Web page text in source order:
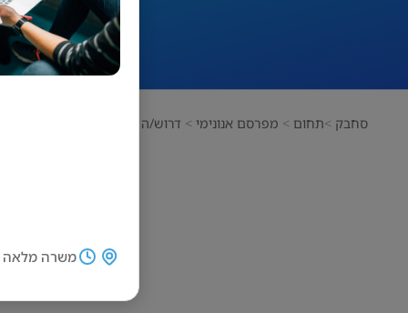
משרה מלאה
סחבק תחום מפרסם אנונימי דרוש/ה מנהל/ת מוקד!